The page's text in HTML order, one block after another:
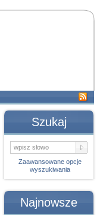
Szukaj
Zaawansowane opcje
wyszukiwania
Najnowsze